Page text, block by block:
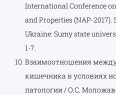
International Conference
and Properties (NAP-2017).
Ukraine: Sumy state
1-7.
Взаимоотношения
кишечника в условиях
патологии / О.С.